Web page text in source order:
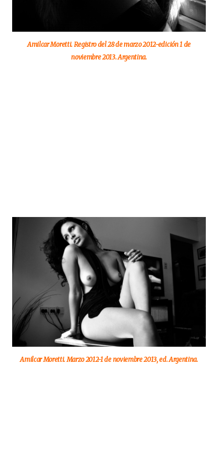
Amilcar Moretti. Registro del 28 de marzo 2012-edición 1 de
noviembre 2013. Argentina.
Amilcar Moretti. Marzo 2012-1 de noviembre 2013, ed. Argentina.